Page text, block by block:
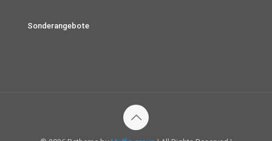
Sonderangebote